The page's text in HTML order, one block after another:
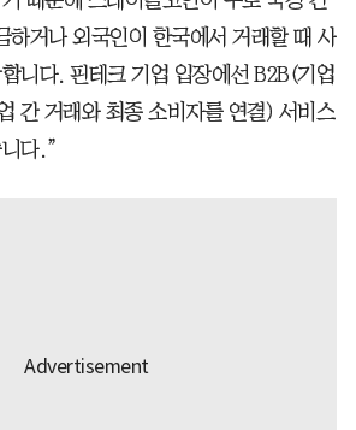
하거나 외국인이 한국에서 거래할 때 사
니다. 핀테크 기업 입장에선 B2B(기업
간 거래와 최종 소비자를 연결) 서비스
다.”